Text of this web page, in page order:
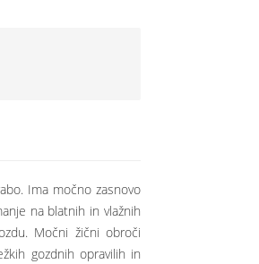
Ima močno zasnovo
na blatnih in vlažnih
Močni žični obroči
gozdnih opravilih in